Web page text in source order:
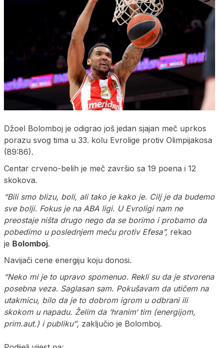
Džoel Bolomboj je odigrao još jedan sjajan meč uprkos
porazu svog tima u 33. kolu Evrolige protiv Olimpijakosa
(89:86).
Centar crveno-belih je meč završio sa 19 poena i 12
skokova.
“Bili smo blizu, boli, ali tako je kako je. Cilj je da budemo
sve bolji. Fokus je na ABA ligi. U Evroligi nam ne
preostaje ništa drugo nego da se borimo i probamo da
pobedimo u poslednjem meču protiv Efesa”, rekao
je Bolomboj.
Navijači cene energiju koju donosi.
“Neko mi je to upravo spomenuo. Rekli su da je stvorena
posebna veza. Saglasan sam. Pokušavam da utičem na
utakmicu, bilo da je to dobrom igrom u odbrani ili
skokom u napadu. Želim da ‘hranim‘ tim (energijom,
prim.aut.) i publiku”, zaključio je Bolomboj.